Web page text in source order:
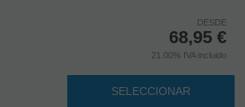
DESDE
68,95 €
21.00% IVA incluido
SELECCIONAR